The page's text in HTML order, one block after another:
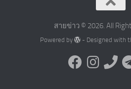
สายข่าว © 2026. All
Powered by - Designed with